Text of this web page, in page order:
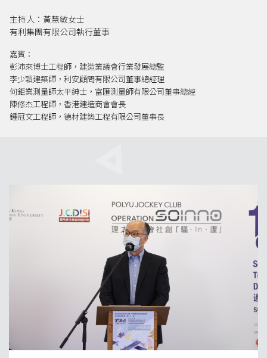
主持人：黃慧敏女士
有利集團有限公司執行董事
嘉賓：
彭沛來博士工程師 ， 建造業議會行業發展總監
李少穎建築師 ， 利安顧問有限公司董事總經理
何鉅業測量師太平紳士 ， 富匯測量師有限公司董事總經
陳修杰工程師 ， 香港建造商會會長
鍾冠文工程師 ， 德材建築工程有限公司董事長